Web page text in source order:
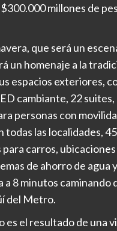
millones de
que será un
un homenaje a la
espacios exteriores,
cambiante, 22 suites,
personas con
todas las localidades,
carros,
de ahorro de agua
a 8 minutos caminando
del Metro.
es el resultado de una